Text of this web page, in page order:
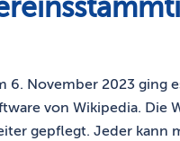
6. November 2023 ging
von Wikipedia.
gepflegt. Jeder kann